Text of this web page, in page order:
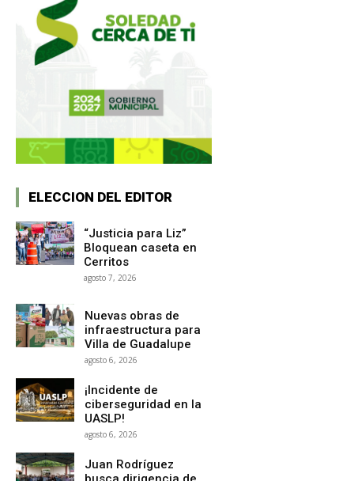
ELECCION DEL EDITOR
“Justicia para Liz”
Bloquean caseta en
Cerritos
agosto 7, 2026
Nuevas obras de
infraestructura para
Villa de Guadalupe
agosto 6, 2026
¡Incidente de
ciberseguridad en la
UASLP!
agosto 6, 2026
Juan Rodríguez